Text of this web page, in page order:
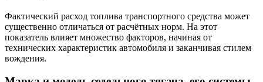
Фактический расход топлива транспортного средства может
существенно отличаться от расчётных норм. На этот
показатель влияет множество факторов, начиная от
технических характеристик автомобиля и заканчивая стилем
вождения.